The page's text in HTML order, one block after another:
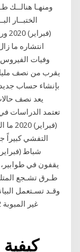
ومنهـا هنالــك
انتشاره ما
بإنشاء حساب جديد.
يعد نصف
يقفون في
طـرق تشـجع
وقـد تسـتعمل